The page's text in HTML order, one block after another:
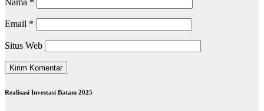
Email *
Situs Web
Realisasi Investasi Batam 2025